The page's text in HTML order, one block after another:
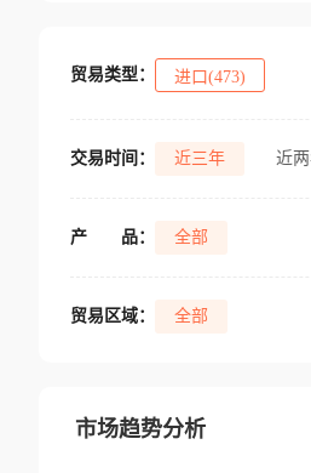
贸易类型： 进口(473)
交易时间： 近三年 近
产 品： 全部
贸易区域： 全部
市场趋势分析